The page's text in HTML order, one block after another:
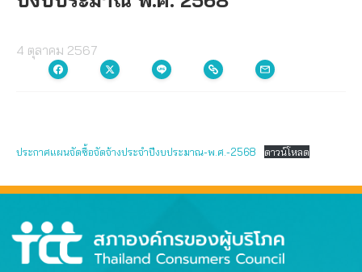
4 ตุลาคม 2567
ประกาศแผนจัดซื้อจัดจ้างประจำปีงบประมาณ-พ.ศ.-2568 ดาวน์โหลด